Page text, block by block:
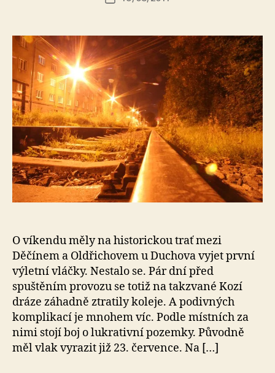
příspěvku
s
o
O víkendu měly na historickou trať mezi
Děčínem a Oldřichovem u Duchova vyjet první
výletní vláčky. Nestalo se. Pár dní před
spuštěním provozu se totiž na takzvané Kozí
dráze záhadně ztratily koleje. A podivných
komplikací je mnohem víc. Podle místních za
nimi stojí boj o lukrativní pozemky. Původně
měl vlak vyrazit již 23. července. Na […]